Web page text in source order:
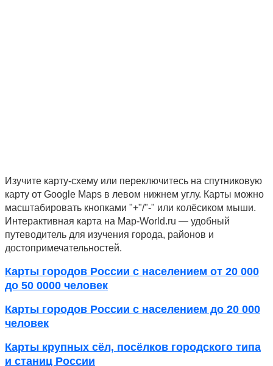
Изучите карту-схему или переключитесь на спутниковую
карту от Google Maps в левом нижнем углу. Карты можно
масштабировать кнопками "+"/"-" или колёсиком мыши.
Интерактивная карта на Map-World.ru — удобный
путеводитель для изучения города, районов и
достопримечательностей.
Карты городов России с населением от 20 000
до 50 0000 человек
Карты городов России с населением до 20 000
человек
Карты крупных сёл, посёлков городского типа
и станиц России